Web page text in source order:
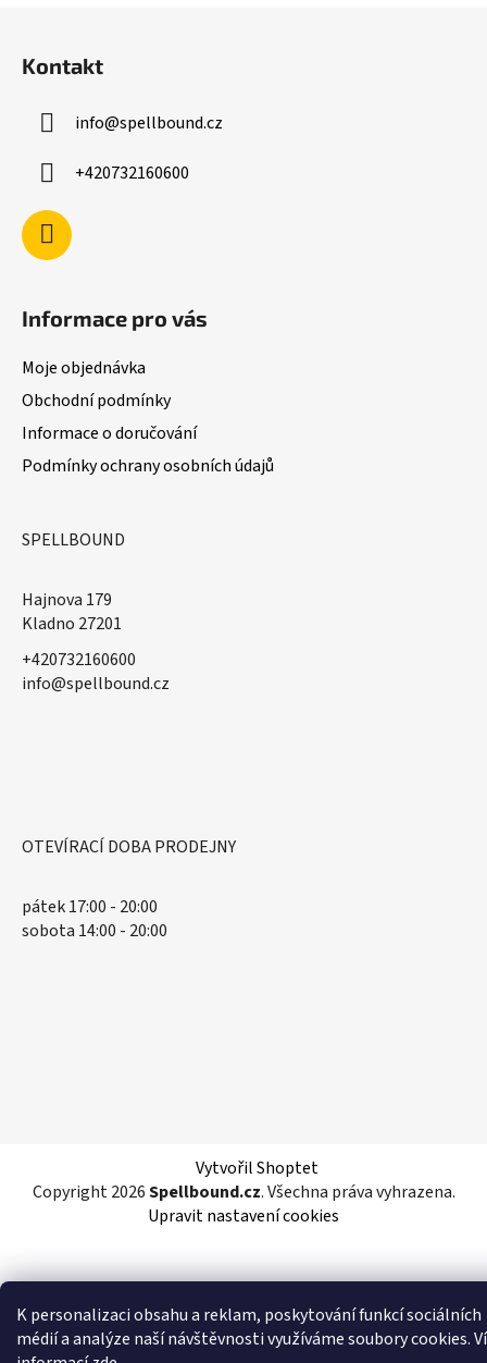
K personalizaci obsahu a reklam, poskytování funkcí sociálních
médií a analýze naší návštěvnosti využíváme soubory cookies.
Kontakt
info@spellbound.cz
+420732160600
Informace pro vás
Moje objednávka
Obchodní podmínky
Informace o doručování
Podmínky ochrany osobních údajů
SPELLBOUND
Hajnova 179
Kladno 27201
+420732160600
​info@spellbound.cz
OTEVÍRACÍ DOBA PRODEJNY
pátek 17:00 - 20:00
sobota 14:00 - 20:00
Vytvořil Shoptet
Copyright 2026Spellbound.cz. Všechna práva vyhrazena.
Upravit nastavení cookies